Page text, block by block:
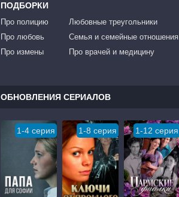
ПОДБОРКИ
Про полицию
Про любовь
Про измены
Любовные треугольники
Семья и семейные отношения
Про врачей и медицину
ОБНОВЛЕНИЯ СЕРИАЛОВ
1-4 серия 1-8 серия 1-12 серия